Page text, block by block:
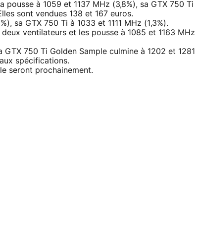
à 1059 et 1137 MHz (3,8%), sa GTX 750 Ti
sont vendues 138 et 167 euros.
sa GTX 750 Ti à 1033 et 1111 MHz (1,3%).
ventilateurs et les pousse à 1085 et 1163 MHz
750 Ti Golden Sample culmine à 1202 et 1281
spécifications.
seront prochainement.